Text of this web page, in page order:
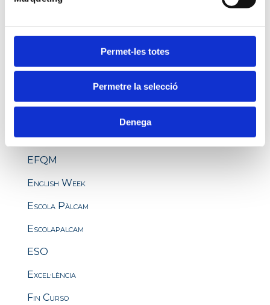
Permet-les totes
Permetre la selecció
Denega
Cfgm Palcam
Cfgm Preinscripcio
Educació
EFQM
English Week
Escola Pàlcam
Escolapalcam
ESO
Excel·lència
Fin Curso